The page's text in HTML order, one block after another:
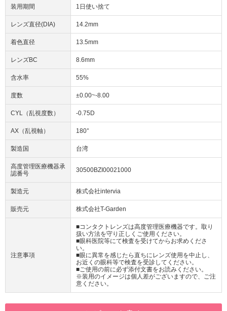
装用期間 1日使い捨て
レンズ直径(DIA) 14.2mm
着色直径 13.5mm
レンズBC 8.6mm
含水率 55%
度数 ±0.00~-8.00
CYL（乱視度数） -0.75D
AX（乱視軸） 180°
製造国 台湾
高度管理医療機器承
認番号
30500BZI00021000
製造元 株式会社intervia
販売元 株式会社T-Garden
注意事項
■コンタクトレンズは高度管理医療機器です。取り
扱い方法を守り正しくご使用ください。
■眼科医院等にて検査を受けてからお求めくださ
い。
■眼に異常を感じたら直ちにレンズ使用を中止し、
お近くの眼科等で検査を受診してください。
■ご使用の前に必ず添付文書をお読みください。
※装用のイメージは個人差がございますので、ご注
意ください。